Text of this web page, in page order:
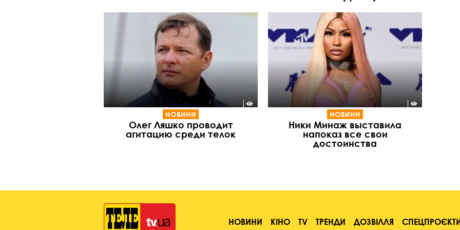
НОВИНИ
Олег Ляшко проводит
агитацию среди телок
НОВИНИ
Ники Минаж выставила
напоказ все свои
достоинства
НОВИНИ КІНО TV ТРЕНДИ ДОЗВІЛЛЯ